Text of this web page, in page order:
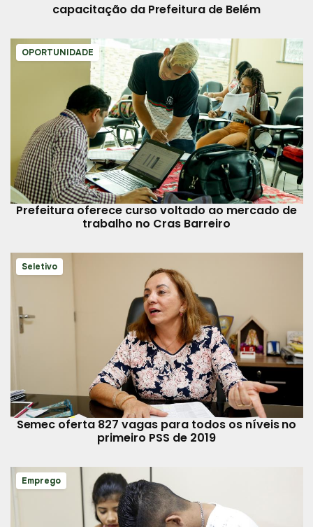
capacitação da Prefeitura de Belém
OPORTUNIDADE
Prefeitura oferece curso voltado ao mercado de
trabalho no Cras Barreiro
Seletivo
Semec oferta 827 vagas para todos os níveis no
primeiro PSS de 2019
Emprego